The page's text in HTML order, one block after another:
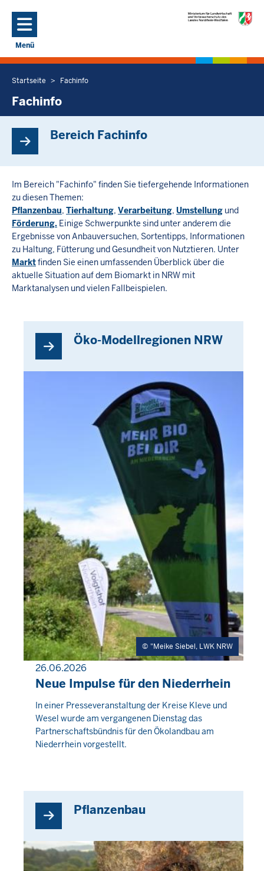
Menü
Navigation aktivieren/deaktivieren: Hauptmenü
Sie
befinden
hier
Startseite Fachinfo
Fachinfo
Bereich Fachinfo
Im Bereich "Fachinfo" finden Sie tiefergehende Informationen
zu diesen Themen:
Pflanzenbau, Tierhaltung, Verarbeitung, Umstellung und
Förderung. Einige Schwerpunkte sind unter anderem die
Ergebnisse von Anbauversuchen, Sortentipps, Informationen
zu Haltung, Fütterung und Gesundheit von Nutztieren. Unter
Marktfinden Sie einen umfassenden Überblick über die
aktuelle Situation auf dem Biomarkt in NRW mit
Marktanalysen und vielen Fallbeispielen.
Öko-Modellregionen NRW
"Meike Siebel, LWK NRW
26.06.2026
PRESSEMITTEILUNG
Neue Impulse für den Niederrhein
Donnerstag,
6
August
2026
In einer Presseveranstaltung der Kreise Kleve und
Wesel wurde am vergangenen Dienstag das
Partnerschaftsbündnis für den Ökolandbau am
Niederrhein vorgestellt.
Pflanzenbau